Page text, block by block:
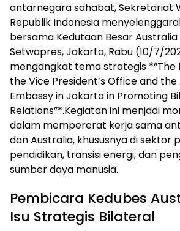
antarnegara sahabat, Sekretariat
Republik Indonesia
bersama Kedutaan Besar
Setwapres, Jakarta, Rabu (10/7/
mengangkat tema strategis *“The
the Vice President’s Office and
Embassy in Jakarta in Promoting
Relations”*.Kegiatan ini menjadi
dalam mempererat kerja sama
dan Australia, khususnya di sektor
pendidikan, transisi energi, dan
sumber daya manusia.
Pembicara Kedubes
Isu Strategis Bilateral